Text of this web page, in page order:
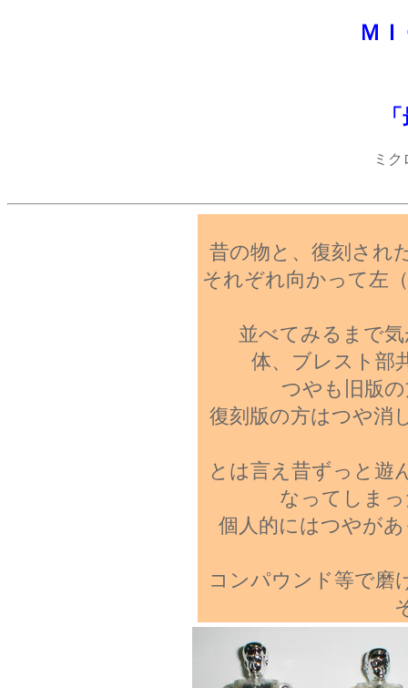
Ｍ
ミ
昔の物と、復刻され
それぞれ向かって左
並べてみるまで
体、ブレスト部
つやも旧版
復刻版の方はつや消
とは言え昔ずっと遊
なってしま
個人的にはつやが
コンパウンド等で磨